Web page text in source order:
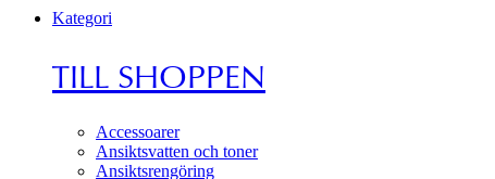
Kategori
TILL SHOPPEN
Accessoarer
Ansiktsvatten och toner
Ansiktsrengöring